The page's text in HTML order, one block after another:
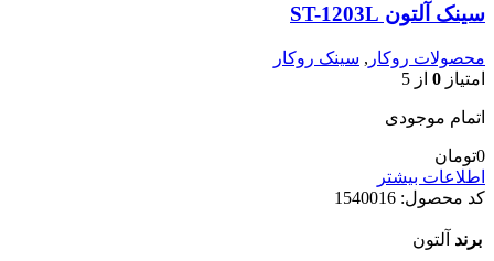
سینک آلتون ST-1203L
محصولات روکار , سینک روکار
امتیاز 0 از 5
اتمام موجودی
0تومان
اطلاعات بیشتر
کد محصول: 1540016
برند آلتون